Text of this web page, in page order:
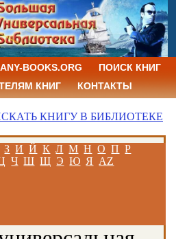
BOOKS.ORG
ПОИСК КНИГ
КНИГ
КОНТАКТЫ
КНИГУ В БИБЛИОТЕКЕ
З И Й К Л М Н О П Р
Ч Ш Щ Э Ю Я AZ